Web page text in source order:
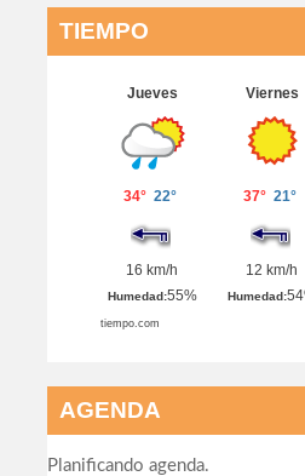
TIEMPO
AGENDA
Planificando agenda.